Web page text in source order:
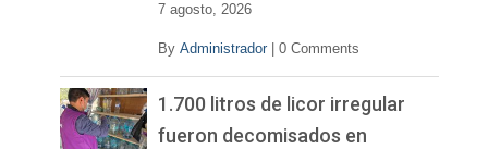
7 agosto, 2026
By Administrador 0 Comments
1.700 litros de licor irregular
fueron decomisados en